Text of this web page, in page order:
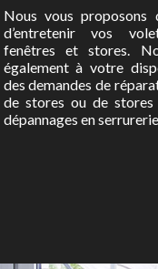
Nous vous proposons
d’entretenir vos
fenêtres et stores.
également à votre
des demandes de
de stores ou de
dépannages en